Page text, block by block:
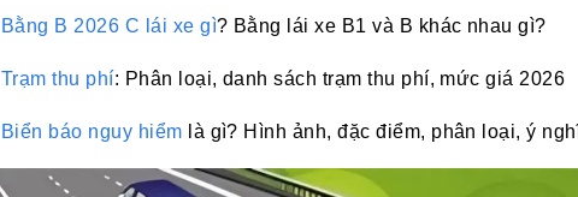
Bằng B 2026 C lái xe gì? Bằng lái xe B1 và B khác nhau gì?
Trạm thu phí: Phân loại, danh sách trạm thu phí, mức giá 2026
Biển báo nguy hiểm là gì? Hình ảnh, đặc điểm, phân loại, ý